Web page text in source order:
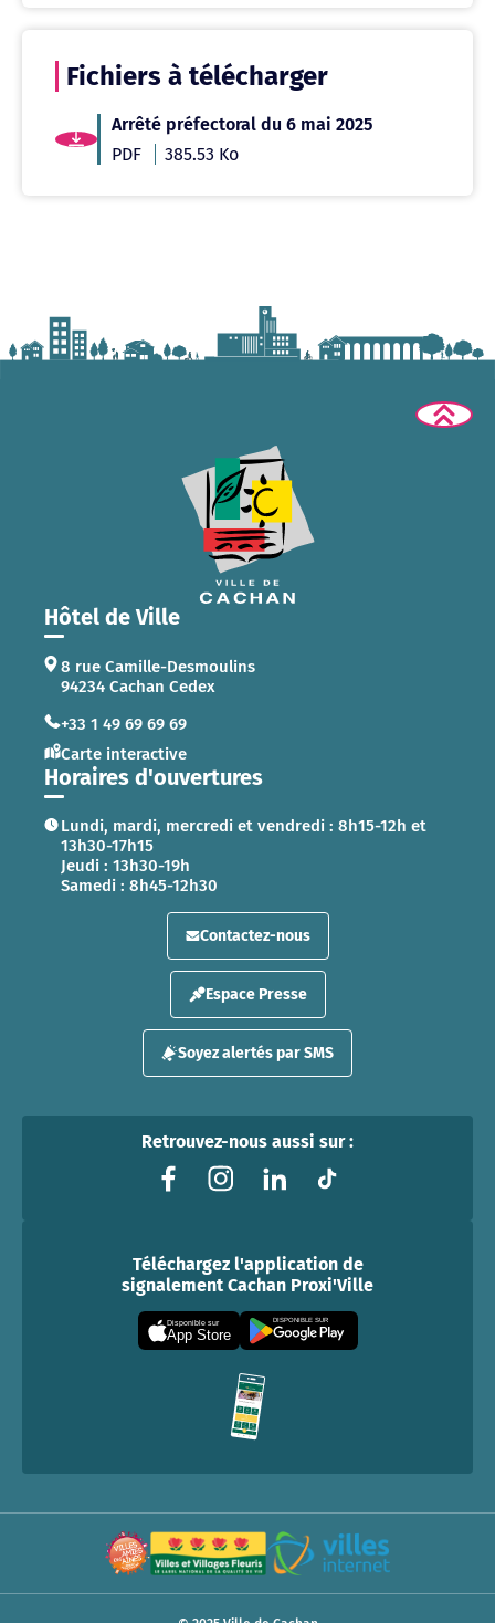
Fichiers à télécharger
Arrêté préfectoral du 6 mai 2025
PDF
385.53 Ko
Hôtel de Ville
8 rue Camille-Desmoulins
94234 Cachan Cedex
+33 1 49 69 69 69
Carte interactive
Horaires d'ouvertures
Lundi, mardi, mercredi et vendredi : 8h15-12h et
13h30-17h15
Jeudi : 13h30-19h
Samedi : 8h45-12h30
Contactez-nous
Espace Presse
Soyez alertés par SMS
Retrouvez-nous aussi sur :
Téléchargez l'application de
signalement Cachan Proxi'Ville
Disponible sur
App Store
DISPONIBLE SUR